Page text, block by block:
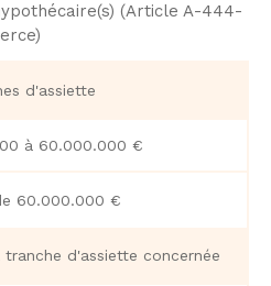
(Article A-444-
d'assiette
à 60.000.000 €​
60.000.000 €​
d'assiette concernée